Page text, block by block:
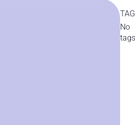
No
tags